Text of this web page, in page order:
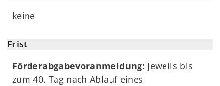
keine
Frist
Förderabgabevoranmeldung: jeweils bis
zum 40. Tag nach Ablauf eines